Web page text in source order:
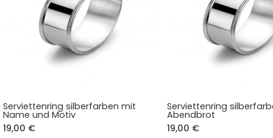
Serviettenring silberfarben mit
Name und Motiv
19,00 €
Serviettenring
Abendbrot
19,00 €